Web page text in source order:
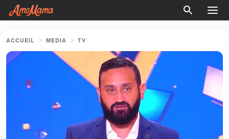
ACCUEIL MEDIA TV